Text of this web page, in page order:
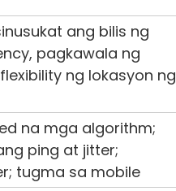
ang bilis ng
pagkawala ng
ng lokasyon ng
na mga algorithm;
ping at jitter;
tugma sa mobile